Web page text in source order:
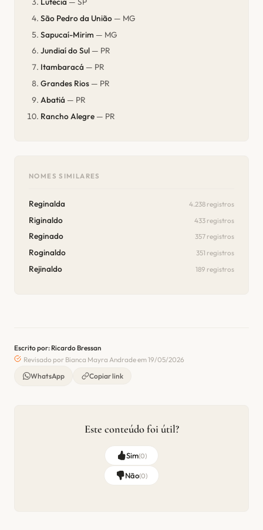
São Pedro da União — MG
Sapucaí-Mirim — MG
Jundiaí do Sul — PR
Itambaracá — PR
Grandes Rios — PR
Abatiá — PR
Rancho Alegre — PR
NOMES SIMILARES
Reginalda 4.238 registros
Riginaldo 433 registros
Reginado 357 registros
Roginaldo 351 registros
Rejinaldo 189 registros
Escrito por: Ricardo Bressan
Revisado por Bianca Mayra Andrade em 19/05/2026
WhatsApp
Copiar link
Este conteúdo foi útil?
Sim(0)
Não(0)